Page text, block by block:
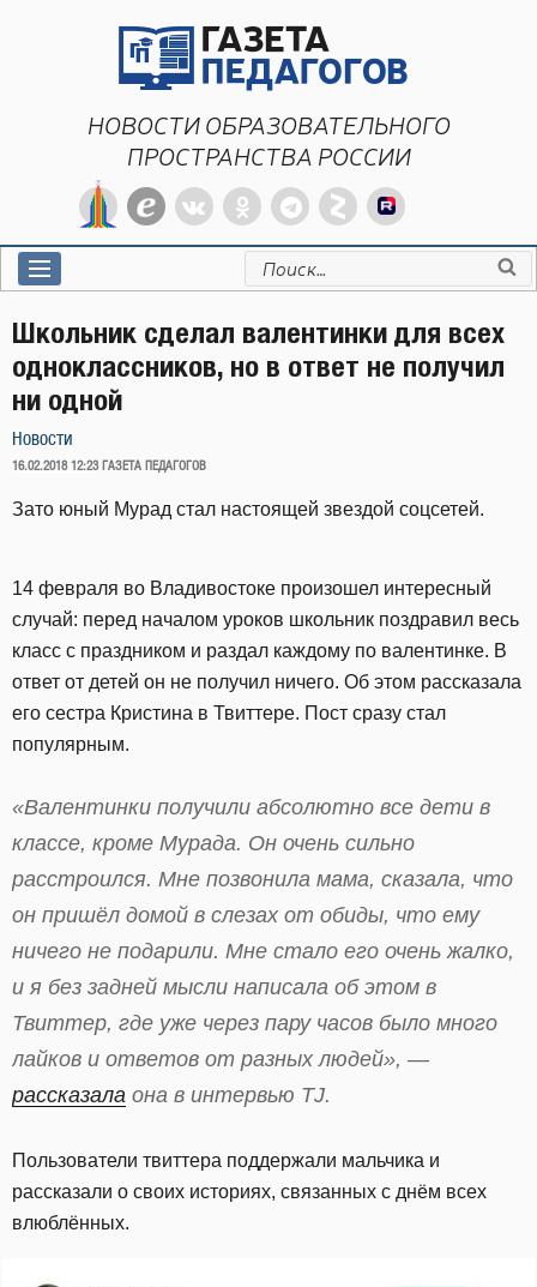
НОВОСТИ ОБРАЗОВАТЕЛЬНОГО
ПРОСТРАНСТВА РОССИИ
Искать:
Школьник сделал валентинки для всех
одноклассников, но в ответ не получил
ни одной
Новости
ОПУБЛИКОВАНО
16.02.2018 12:23 ГАЗЕТА ПЕДАГОГОВ
Зато юный Мурад стал настоящей звездой соцсетей.
14 февраля во Владивостоке произошел интересный
случай: перед началом уроков школьник поздравил весь
класс с праздником и раздал каждому по валентинке. В
ответ от детей он не получил ничего. Об этом рассказала
его сестра Кристина в Твиттере. Пост сразу стал
популярным.
«Валентинки получили абсолютно все дети в
классе, кроме Мурада. Он очень сильно
расстроился. Мне позвонила мама, сказала, что
он пришёл домой в слезах от обиды, что ему
ничего не подарили. Мне стало его очень жалко,
и я без задней мысли написала об этом в
Твиттер, где уже через пару часов было много
лайков и ответов от разных людей», —
рассказала она в интервью TJ.
Пользователи твиттера поддержали мальчика и
рассказали о своих историях, связанных с днём всех
влюблённых.